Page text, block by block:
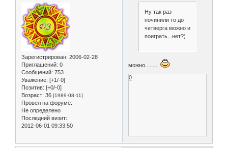
Зарегистрирован: 2006-02-28
Приглашений: 0
Сообщений: 753
Уважение: [+1/-0]
Позитив: [+0/-0]
Возраст: 36 [1989-08-11]
Провел на форуме:
Не определено
Последний визит:
2012-06-01 09:33:50
Ну так раз
починили то до
четверга можно и
поиграть...нет?)
можно........
0